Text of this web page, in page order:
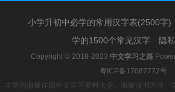
小学升初中必学的常用汉字表(2500字)
学的1500个常见汉字
隐
Copyright © 2018-2023 中文学习之路
粤ICP备17087772号 .
丰富的海量详细中文学习资料大全。海量读书方法、